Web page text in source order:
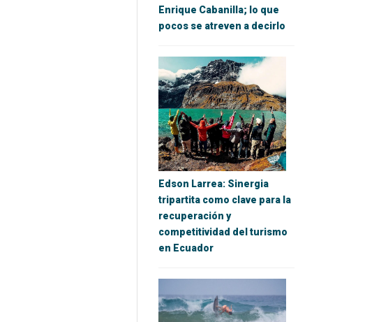
Enrique Cabanilla; lo que
pocos se atreven a decirlo
Edson Larrea: Sinergia
tripartita como clave para la
recuperación y
competitividad del turismo
en Ecuador